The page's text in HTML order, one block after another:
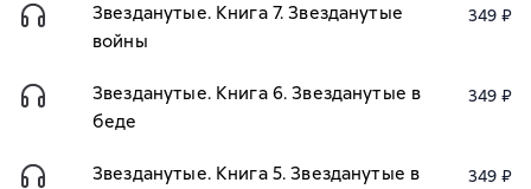
Звезданутые. Книга 7. Звезданутые
войны
349 ₽
Звезданутые. Книга 6. Звезданутые в
беде
349 ₽
Звезданутые. Книга 5. Звезданутые в
349 ₽